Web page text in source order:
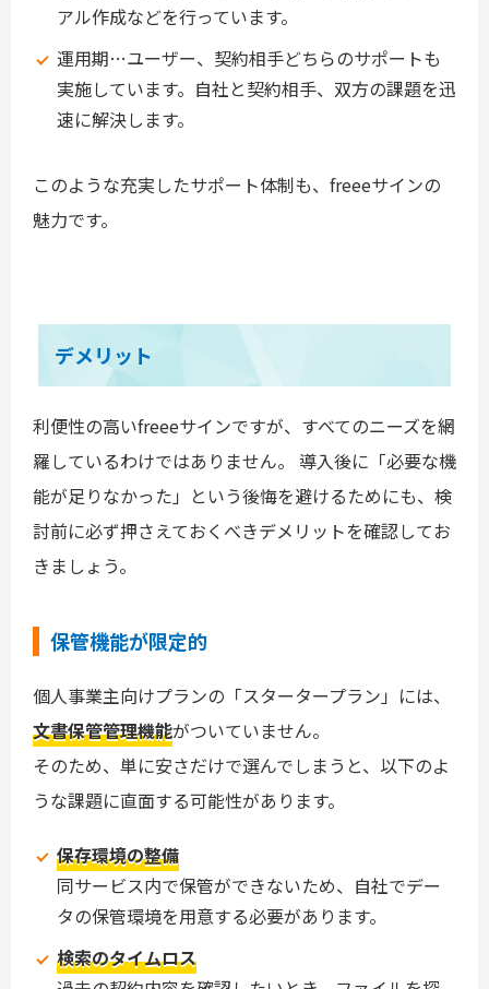
アル作成などを行っています。
運用期…ユーザー、契約相手どちらのサポートも
実施しています。自社と契約相手、双方の課題を迅
速に解決します。
このような充実したサポート体制も、freeeサインの
魅力です。
デメリット
利便性の高いfreeeサインですが、すべてのニーズを網
羅しているわけではありません。 導入後に「必要な機
能が足りなかった」という後悔を避けるためにも、検
討前に必ず押さえておくべきデメリットを確認してお
きましょう。
保管機能が限定的
個人事業主向けプランの「スタータープラン」には、
文書保管管理機能がついていません。
そのため、単に安さだけで選んでしまうと、以下のよ
うな課題に直面する可能性があります。
保存環境の整備
同サービス内で保管ができないため、自社でデー
タの保管環境を用意する必要があります。
検索のタイムロス